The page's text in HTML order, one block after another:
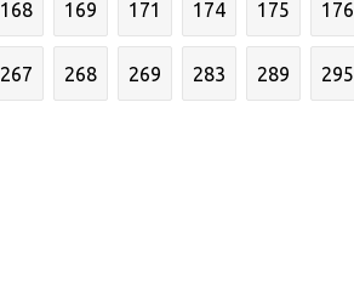
168 169 171 174 175 176
267 268 269 283 289 295